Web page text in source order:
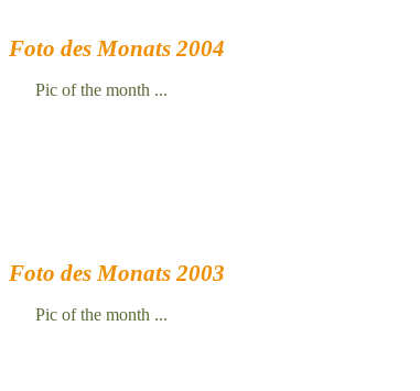
Foto des Monats 2004
Pic of the month ...
Foto des Monats 2003
Pic of the month ...